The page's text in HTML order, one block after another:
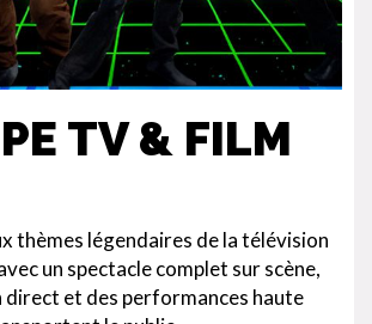
TV & FILM
thèmes légendaires de la télévision
un spectacle complet sur scène,
direct et des performances haute